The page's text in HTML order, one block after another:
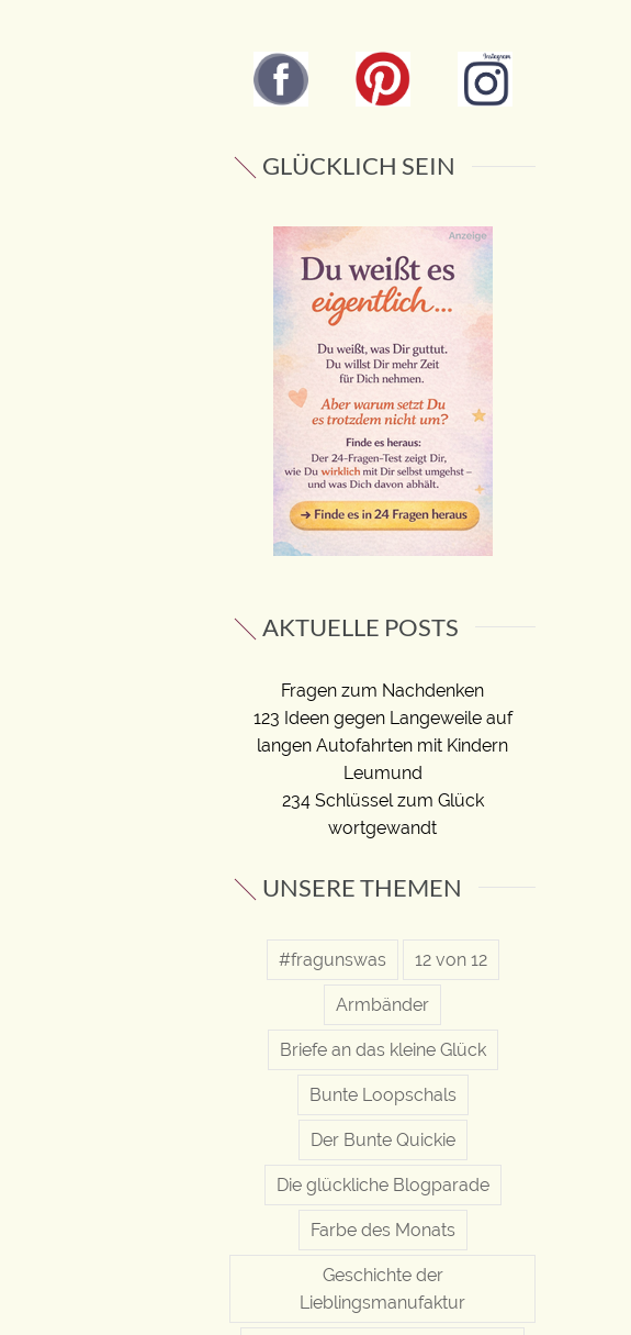
GLÜCKLICH SEIN
AKTUELLE POSTS
Fragen zum Nachdenken
123 Ideen gegen Langeweile auf
langen Autofahrten mit Kindern
Leumund
234 Schlüssel zum Glück
wortgewandt
UNSERE THEMEN
#fragunswas 12 von 12
Armbänder
Briefe an das kleine Glück
Bunte Loopschals
Der Bunte Quickie
Die glückliche Blogparade
Farbe des Monats
Geschichte der
Lieblingsmanufaktur